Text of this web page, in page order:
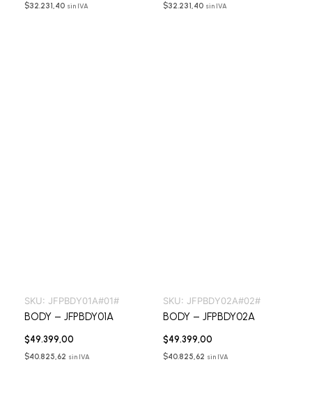
$32.231,40 sin IVA $32.231,40 sin IVA
SKU: JFPBDY01A#01#
BODY – JFPBDY01A
$49.399,00
$40.825,62 sin IVA
SKU: JFPBDY02A#02#
BODY – JFPBDY02A
$49.399,00
$40.825,62 sin IVA